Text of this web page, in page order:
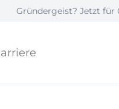
Jetzt für Code-